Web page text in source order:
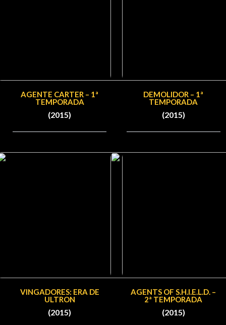
AGENTE CARTER – 1ª
TEMPORADA
(2015)
DEMOLIDOR – 1ª
TEMPORADA
(2015)
VINGADORES: ERA DE
ULTRON
(2015)
AGENTS OF S.H.I.E.L.D. –
2ª TEMPORADA
(2015)